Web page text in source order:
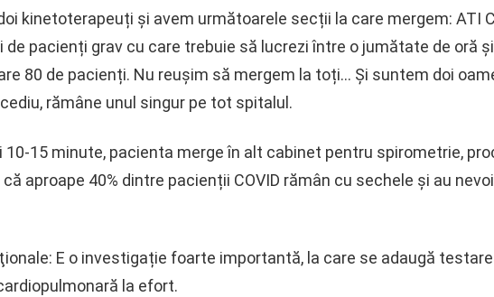
kinetoterapeuți și avem următoarele secții la care mergem: ATI
de pacienți grav cu care trebuie să lucrezi între o jumătate de oră
80 de pacienți. Nu reușim să mergem la toți… Și suntem doi
rămâne unul singur pe tot spitalul.
15 minute, pacienta merge în alt cabinet pentru spirometrie,
aproape 40% dintre pacienții COVID rămân cu sechele și au
E o investigație foarte importantă, la care se adaugă
la efort.